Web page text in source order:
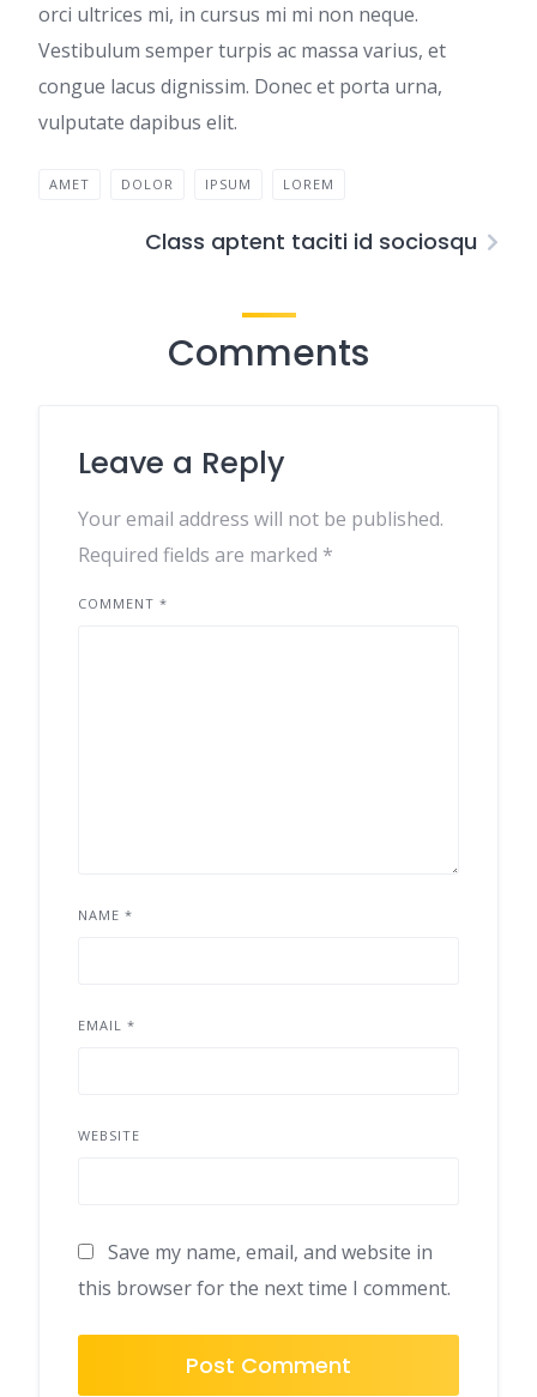
orci ultrices mi, in cursus mi mi non neque.
Vestibulum semper turpis ac massa varius, et
congue lacus dignissim. Donec et porta urna,
vulputate dapibus elit.
AMET DOLOR IPSUM LOREM
Class aptent taciti id sociosqu
Comments
Leave a Reply
Your email address will not be published.
Required fields are marked *
COMMENT *
NAME *
EMAIL *
WEBSITE
Save my name, email, and website in
this browser for the next time I comment.